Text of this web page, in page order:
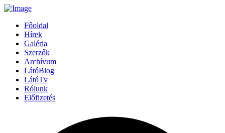
Főoldal
Hírek
Galéria
Szerzők
Archívum
LátóBlog
LátóTv
Rólunk
Előfizetés